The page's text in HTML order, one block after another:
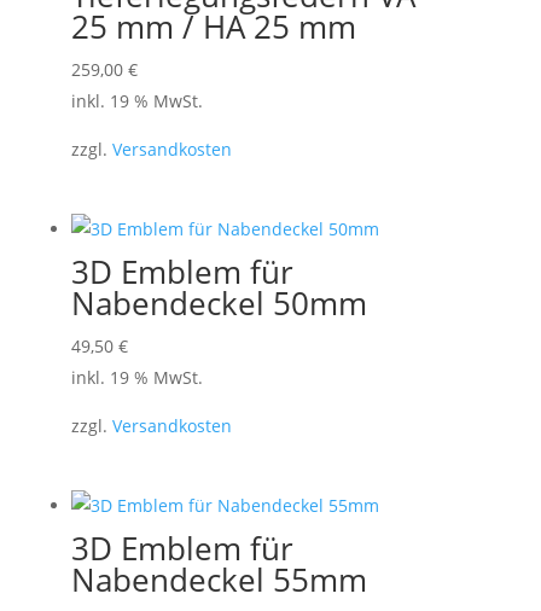
25 mm / HA 25 mm
259,00 €
inkl. 19 % MwSt.
zzgl. Versandkosten
3D Emblem für
Nabendeckel 50mm
49,50 €
inkl. 19 % MwSt.
zzgl. Versandkosten
3D Emblem für
Nabendeckel 55mm